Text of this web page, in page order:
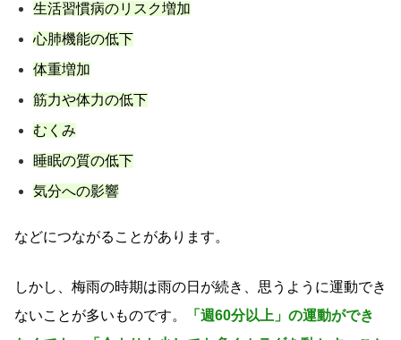
生活習慣病のリスク増加
心肺機能の低下
体重増加
筋力や体力の低下
むくみ
睡眠の質の低下
気分への影響
などにつながることがあります。
しかし、梅雨の時期は雨の日が続き、思うように運動でき
ないことが多いものです。
「週60分以上」の運動ができ